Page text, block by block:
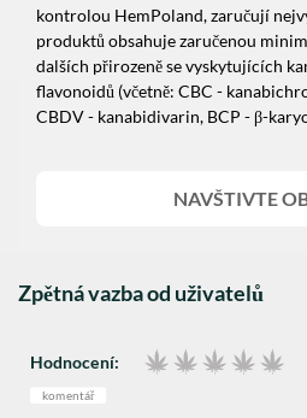
Zpětná vazba od uživatelů
Hodnocení:
komentář
kontrolou HemPoland, zaručují
produktů obsahuje zaručenou
dalších přirozeně se vyskytujících
flavonoidů (včetně: CBC -
CBDV - kanabidivarin, BCP - β-
NAVŠTIVTE